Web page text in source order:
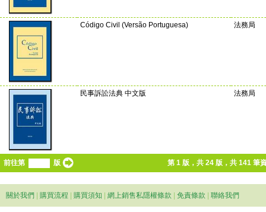
Código Civil (Versão Portuguesa) 法務局
民事訴訟法典 中文版 法務局
前往第 版 第 1 版，共 24 版，共 141 筆
關於我們 購買流程 購買須知 網上銷售私隱權條款 免責條款 聯絡我們